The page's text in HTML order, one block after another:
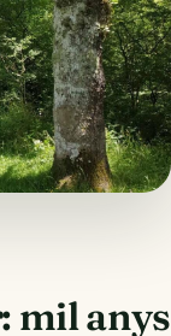
mil anys